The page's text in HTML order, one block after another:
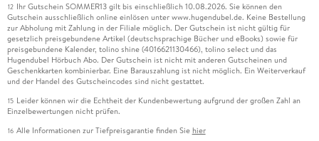
12 Ihr Gutschein SOMMER13 gilt bis einschließlich 10.08.2026. Sie können den
Gutschein ausschließlich online einlösen unter www.hugendubel.de. Keine Bestellung
zur Abholung mit Zahlung in der Filiale möglich. Der Gutschein ist nicht gültig für
gesetzlich preisgebundene Artikel (deutschsprachige Bücher und eBooks) sowie für
preisgebundene Kalender, tolino shine (4016621130466), tolino select und das
Hugendubel Hörbuch Abo. Der Gutschein ist nicht mit anderen Gutscheinen und
Geschenkkarten kombinierbar. Eine Barauszahlung ist nicht möglich. Ein Weiterverkauf
und der Handel des Gutscheincodes sind nicht gestattet.
15 Leider können wir die Echtheit der Kundenbewertung aufgrund der großen Zahl an
Einzelbewertungen nicht prüfen.
16 Alle Informationen zur Tiefpreisgarantie finden Sie hier